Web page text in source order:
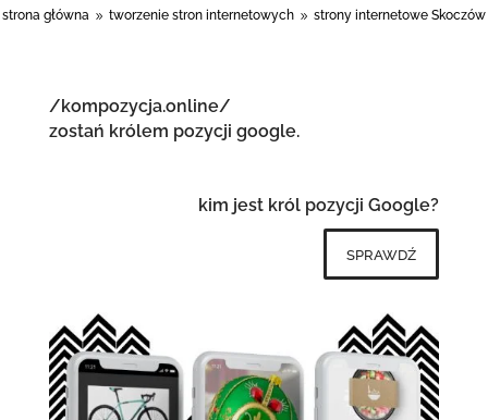
strona główna 9 tworzenie stron internetowych 9 strony internetowe Skoczów
/kompozycja.online/
zostań królem pozycji google.
kim jest król pozycji Google?
sprawdź